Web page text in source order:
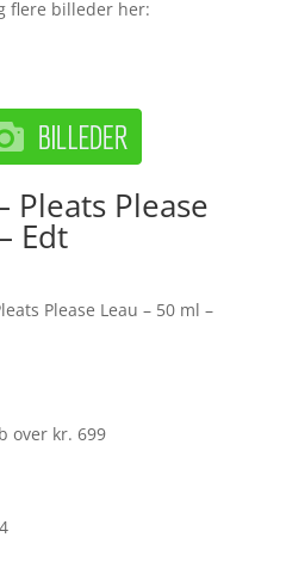
flere billeder her:
Pleats Please
Edt
Please Leau – 50 ml –
over kr. 699